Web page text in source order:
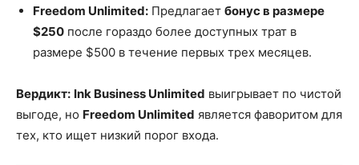
Freedom Unlimited: Предлагает бонус в размере
$250 после гораздо более доступных трат в
размере $500 в течение первых трех месяцев.
Вердикт: Ink Business Unlimited выигрывает по чистой
выгоде, но Freedom Unlimited является фаворитом для
тех, кто ищет низкий порог входа.